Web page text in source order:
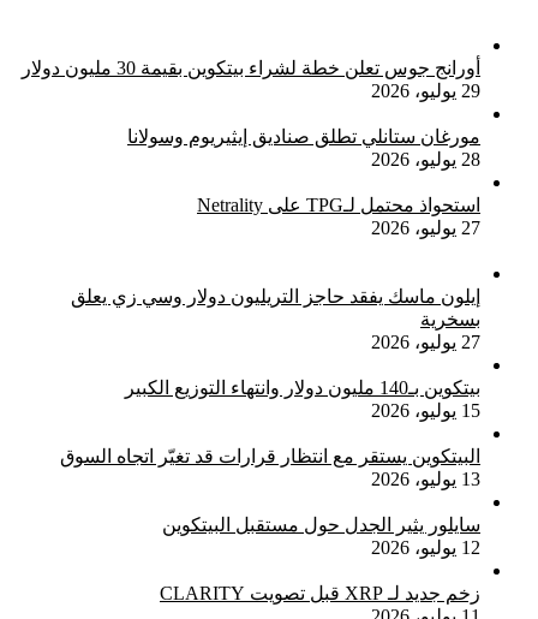
أورانج جوس تعلن خطة لشراء بيتكوين بقيمة 30 مليون دولار
29 يوليو، 2026
مورغان ستانلي تطلق صناديق إيثيريوم وسولانا
28 يوليو، 2026
استحواذ محتمل لـTPG على Netrality
27 يوليو، 2026
إيلون ماسك يفقد حاجز التريليون دولار وسي زي يعلق
بسخرية
27 يوليو، 2026
بيتكوين بـ140 مليون دولار وانتهاء التوزيع الكبير
15 يوليو، 2026
البيتكوين يستقر مع انتظار قرارات قد تغيّر اتجاه السوق
13 يوليو، 2026
سايلور يثير الجدل حول مستقبل البيتكوين
12 يوليو، 2026
زخم جديد لـ XRP قبل تصويت CLARITY